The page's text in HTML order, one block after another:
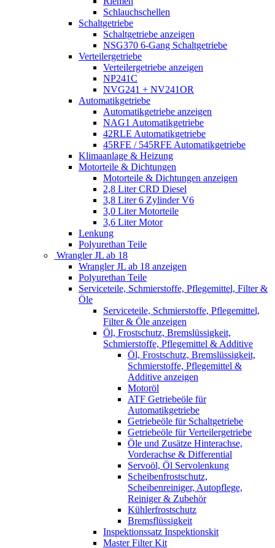
Schlauchschellen
Schaltgetriebe
Schaltgetriebe anzeigen
NSG370 6-Gang Schaltgetriebe
Verteilergetriebe
Verteilergetriebe anzeigen
NP241C
NVG241 + NV241OR
Automatikgetriebe
Automatikgetriebe anzeigen
NAG1 Automatikgetriebe
42RLE Automatikgetriebe
45RFE / 545RFE Automatikgetriebe
Klimaanlage & Heizung
Motorteile & Dichtungen
Motorteile & Dichtungen anzeigen
2,8 Liter CRD Diesel
3,8 Liter 6 Zylinder V6
3,0 Liter Motorteile
3,6 Liter Motor
Lenkung
Polyurethan Teile
Wrangler JL ab 18
Wrangler JL ab 18 anzeigen
Polyurethan Teile
Serviceteile, Schmierstoffe, Pflegemittel, Filter &
Öle
Serviceteile, Schmierstoffe, Pflegemittel,
Filter & Öle anzeigen
Öl, Frostschutz, Bremslüssigkeit,
Schmierstoffe, Pflegemittel & Additive
Öl, Frostschutz, Bremslüssigkeit,
Schmierstoffe, Pflegemittel &
Additive anzeigen
Motoröl
ATF Getriebeöle für
Automatikgetriebe
Getriebeöle für Schaltgetriebe
Getriebeöle für Verteilergetriebe
Öle und Zusätze Hinterachse,
Vorderachse & Differential
Servoöl, Öl Servolenkung
Scheibenfrostschutz,
Scheibenreiniger, Autopflege,
Reiniger & Zubehör
Kühlerfrostschutz
Bremsflüssigkeit
Inspektionssatz Inspektionskit
Master Filter Kit